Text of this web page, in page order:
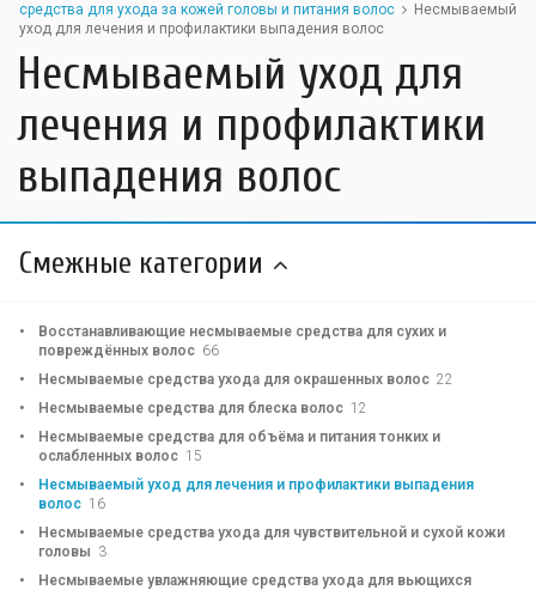
средства для ухода за кожей головы и питания волос
Несмываемый
уход для лечения и профилактики выпадения волос
Несмываемый уход для
лечения и профилактики
выпадения волос
Смежные категории
Восстанавливающие несмываемые средства для сухих и
повреждённых волос 66
Несмываемые средства ухода для окрашенных волос 22
Несмываемые средства для блеска волос 12
Несмываемые средства для объёма и питания тонких и
ослабленных волос 15
Несмываемый уход для лечения и профилактики выпадения
волос 16
Несмываемые средства ухода для чувствительной и сухой кожи
головы 3
Несмываемые увлажняющие средства ухода для вьющихся